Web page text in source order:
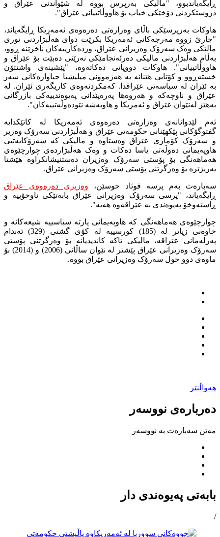
ڕایگەیاندبوو، "مالیکی بەرپرس بووە لە شێواندنی عێراق و
دروستکردنی دۆخێکی خیاپ بۆ هاووڵاتییانی عێراق".
هاوکات بەرپرسێکی باڵای وەزارەتی دەرەوەی ئەمەریکا ڕایگەیاند،
"جارێ زووە مەرجەکانی ئەمەریکا بکرێت دوای هەڵبژاردنی نوری
مالێکی وەک سەرۆک وەزیرانی عێراق، وردەکارییەکان ناخرێنە ڕوو،
بەڵام هەڵبژاردنی مالیکی دەرئەنجامێکی نەرێنی دەبێت بۆ عێراق و
هاووڵاتییانی". هاوکات دووپاتی دەکاتەوە، "پێشینەی واشنتۆن
خستەڕوو و کۆتایی هێنانە بە هەژموونی میلیشیا جیاوازەکانی سەر
بە ئێران لە سیاسەتی عێراقدا. کەمکردنەوەی کاریگەری ئێران. لە
عێراق و ناوچەکە و هەروەها پەرەپێدانی پەیوەندییەکی بازرگانی
بەهێز لەنێوان عێراق و ئەمریکا و هاوبەشە نێودەوڵەتییەکان".
ئەم لێدوانانەی وەزارەتی دەرەوەی ئەمەریکا لە کاتێکدایە
گفتوگۆکانی پێکهێنانی حکومەتی عێراق و هەڵبژاردنی سەرۆک وەزیر
و سەرۆک کۆماری عێراق وەستاوە و مالیکی کە سەرۆکایەتیی
هاوپەیمانی دەوڵەتی یاسا دەکات و وەک هەڵبژاردەی چوارچێوەی
هەماهەنگی بۆ پۆستی سەرۆک وەزیران دەستنیشانکراوە هێشتا
بەربژێرە بۆ وەرگرتنی پۆستی سەرۆک وەزیرانی عێراق.
سەبارەت بەم پرسە فوئاد حوسێن، وەزیری دەرەوەی عێراق
ڕایگەیاند، "پرسی سەرۆک وەزیرانی عێراق بابەتێکی ناوخۆییە و
ڕاستەوخۆ پەیوەندی بە عێراقەوە هەیە".
چوارچێوەی هەماهەنگی کە هاوپەیمانی پارتە سیاسییە شیعەکانە و
خاوەنی زیاتر لە (185) کورسییە لە کۆی گشتی (329) ئەندام
پەرلەمانی عێراقە، مالیکی تاکە کاندیدیانە بۆ وەرگرتنی پۆستی
سەرۆک وەزیرانی عێراق پێشتر لە نێوان ساڵانی (2006) و (2014) بۆ
ماوەی دوو خول سەرۆک وەزیرانی عێراق بووە.
هەواڵنێر
دەربارەی نووسەر
مەتن سەبارەت بە نووسەر
بابەتی پەیوەندی دار
/